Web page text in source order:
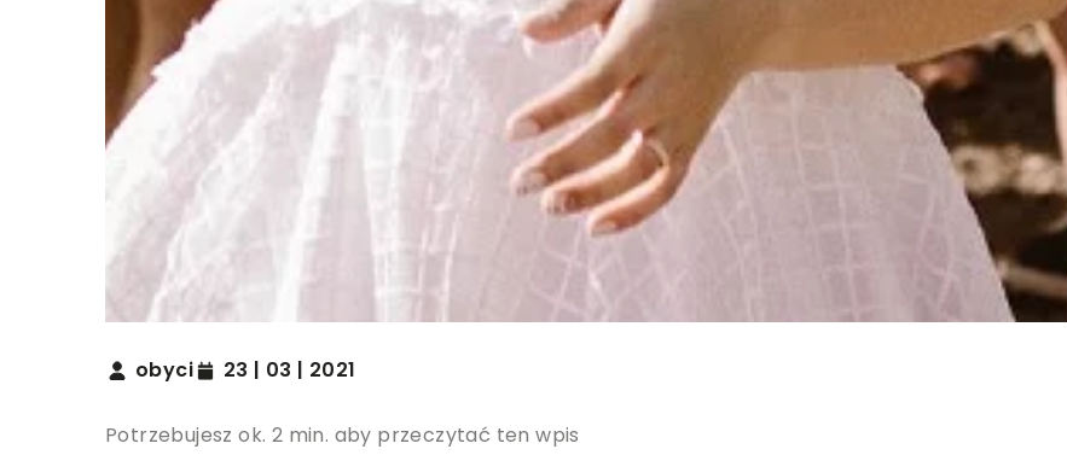
obyci 23 | 03 | 2021
Potrzebujesz ok. 2 min. aby przeczytać ten wpis